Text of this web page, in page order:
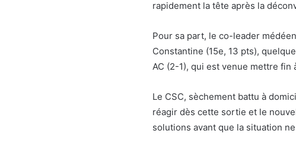
rapidement la tête après la
Pour sa part, le co-leader
Constantine (15e, 13 pts),
AC (2-1), qui est venue mettre fin
Le CSC, sèchement battu à
réagir dès cette sortie et le
solutions avant que la situation